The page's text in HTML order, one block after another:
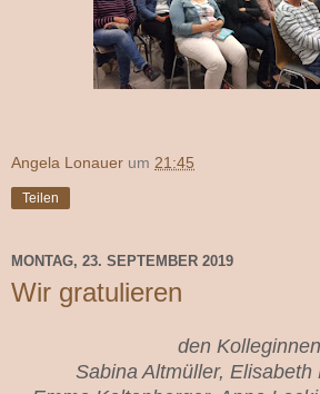
Angela Lonauer um 21:45
Teilen
MONTAG, 23. SEPTEMBER 2019
Wir gratulieren
den Kolleginnen
Sabina Altmüller, Elisabeth